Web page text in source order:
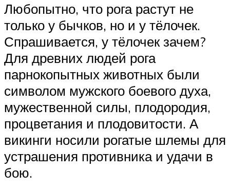
Любопытно, что рога растут не
только у бычков, но и у тёлочек.
Спрашивается, у тёлочек зачем?
Для древних людей рога
парнокопытных животных были
символом мужского боевого духа,
мужественной силы, плодородия,
процветания и плодовитости. А
викинги носили рогатые шлемы для
устрашения противника и удачи в
бою.